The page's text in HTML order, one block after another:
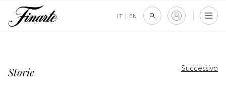
IT | EN
Storie Successivo